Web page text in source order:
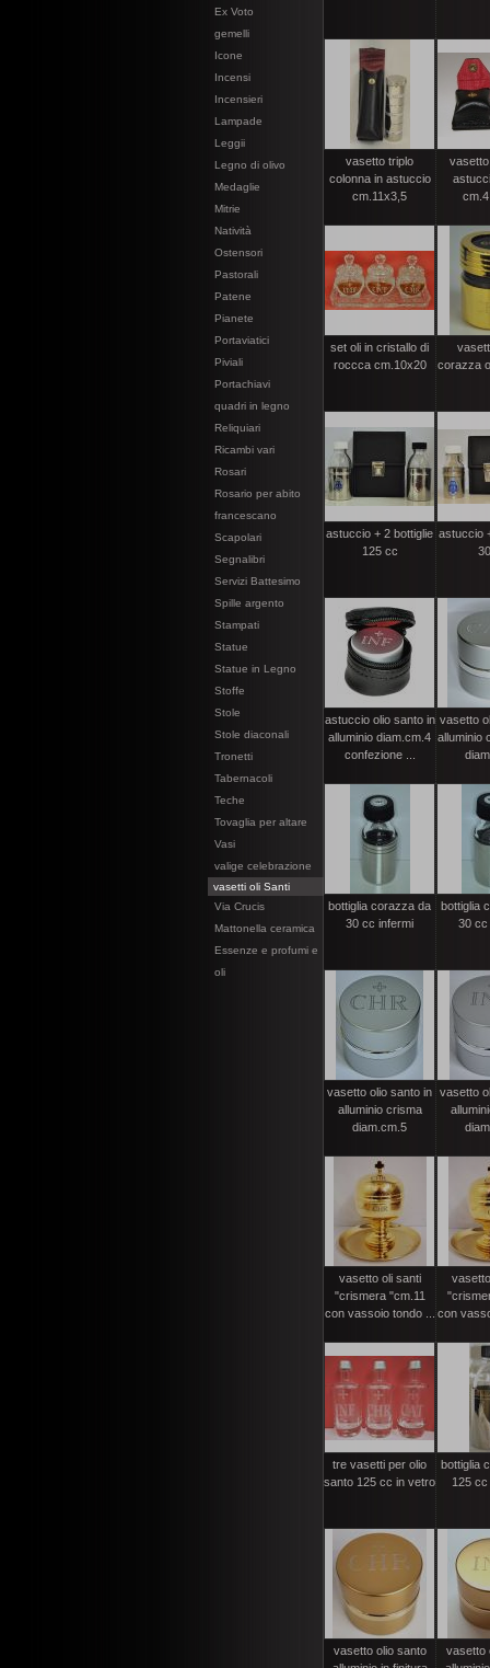
Ex Voto
gemelli
Icone
Incensi
Incensieri
Lampade
Leggii
Legno di olivo
Medaglie
Mitrie
Natività
Ostensori
Pastorali
Patene
Pianete
Portaviatici
Piviali
Portachiavi
quadri in legno
Reliquiari
Ricambi vari
Rosari
Rosario per abito
francescano
Scapolari
Segnalibri
Servizi Battesimo
Spille argento
Stampati
Statue
Statue in Legno
Stoffe
Stole
Stole diaconali
Tronetti
Tabernacoli
Teche
Tovaglia per altare
Vasi
valige celebrazione
vasetti oli Santi
Via Crucis
Mattonella ceramica
Essenze e profumi e
oli
vasetto triplo
colonna in astuccio
cm.11x3,5
set oli in cristallo di
roccca cm.10x20
corazza
astuccio + 2 bottiglie
125 cc
astuccio
astuccio olio santo in
alluminio diam.cm.4
confezione ...
vasetto
alluminio
bottiglia corazza da
30 cc infermi
bottiglia
30 cc
vasetto olio santo in
alluminio crisma
diam.cm.5
vasetto
vasetto oli santi
"crismera "cm.11
con vassoio tondo ...
con
tre vasetti per olio
santo 125 cc in vetro
bottiglia
125
vasetto olio santo
vasetto